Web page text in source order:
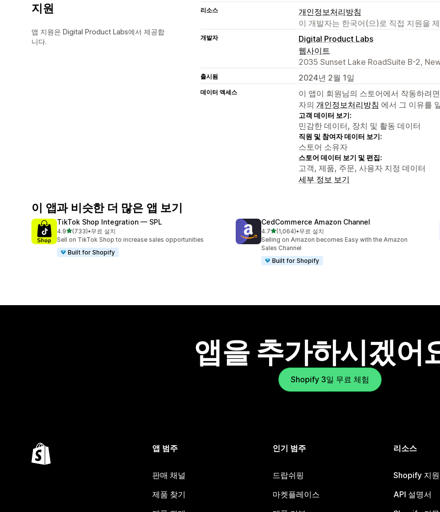
지원
앱 지원은 Digital Product Labs에서 제공합
니다.
리소스
개인정보처리방침
이 개발자는 한국어(으)로 직접 지원을
개발자
Digital Product Labs
웹사이트
2035 Sunset Lake RoadSuite B-2,
출시됨 2024년 2월 1일
데이터 액세스
이 앱이 회원님의 스토어에서 작동하려
자의 개인정보처리방침 에서 그 이유를
고객 데이터 보기:
민감한 데이터, 장치 및 활동 데이터
직원 및 참여자 데이터 보기:
스토어 소유자
스토어 데이터 보기 및 편집:
고객, 제품, 주문, 사용자 지정 데이터
세부 정보 보기
이 앱과 비슷한 더 많은 앱 보기
TikTok Shop Integration — SPL
4.9별 5개 중
(733)
총 리뷰 733개
•무료 설치
Sell on TikTok Shop to increase sales opportunities
Built for Shopify
CedCommerce Amazon Channel
4.7별 5개 중
(1,064)
총 리뷰 1064개
•무료 설치
Selling on Amazon becomes Easy with the Amazon
Sales Channel
Built for Shopify
앱을 추가하시겠어
Shopify 3일 무료 체험
앱 범주
판매 채널
제품 찾기
인기 범주
드랍쉬핑
마켓플레이스
리소스
Shopify 지원
API 설명서